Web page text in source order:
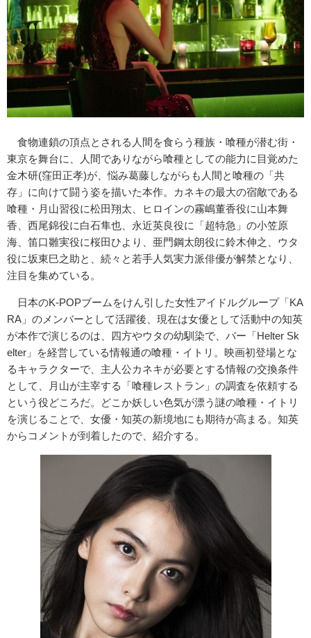
食物連鎖の頂点とされる人間を食らう種族・喰種が潜む街・
東京を舞台に、人間でありながら喰種としての能力に目覚めた
金木研(窪田正孝)が、悩み葛藤しながらも人間と喰種の「共
存」に向けて闘う姿を描いた本作。カネキの最大の宿敵である
喰種・月山習役に松田翔太、ヒロインの霧嶋董香役に山本舞
香、西尾錦役に白石隼也、永近英良役に「超特急」の小笠原
海、笛口雛実役に桜田ひより、亜門鋼太朗役に鈴木伸之、ウタ
役に坂東巳之助と、続々と若手人気実力派俳優が解禁となり、
注目を集めている。
日本のK-POPブームをけん引した女性アイドルグループ「KA
RA」のメンバーとして活躍後、現在は女優として活動中の知英
が本作で演じるのは、四方やウタの幼馴染で、バー「Helter Sk
elter」を経営している情報通の喰種・イトリ。映画初登場とな
るキャラクターで、主人公カネキが必要とする情報の交換条件
として、月山が主宰する「喰種レストラン」の調査を依頼する
という役どころだ。どこか妖しい色気が漂う謎の喰種・イトリ
を演じることで、女優・知英の新境地にも期待が高まる。知英
からコメントが到着したので、紹介する。